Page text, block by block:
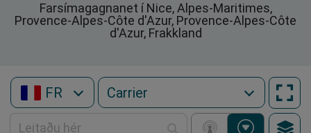
Farsímagagnanet í Nice, Alpes-Maritimes,
Provence-Alpes-Côte d'Azur, Provence-Alpes-Côte
d'Azur, Frakkland
FR